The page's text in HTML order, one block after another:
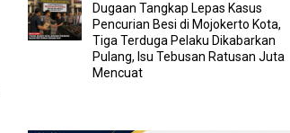
Dugaan Tangkap Lepas Kasus
Pencurian Besi di Mojokerto Kota,
Tiga Terduga Pelaku Dikabarkan
Pulang, Isu Tebusan Ratusan Juta
Mencuat